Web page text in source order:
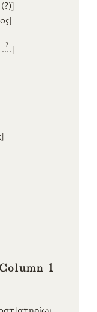
(?)]
..
?
..]
1
ατηρίωι